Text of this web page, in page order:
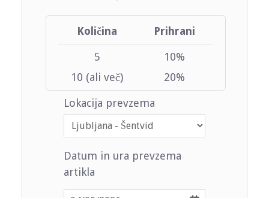
Količina Prihrani
5
10%
10 (ali več)
20%
Lokacija prevzema
Datum in ura prevzema
artikla